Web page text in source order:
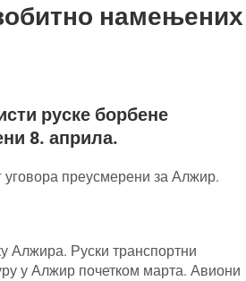
намењених
руске борбене
8. априла.
уговора преусмерени за Алжир.
Алжира. Руски транспортни
у Алжир почетком марта. Авиони